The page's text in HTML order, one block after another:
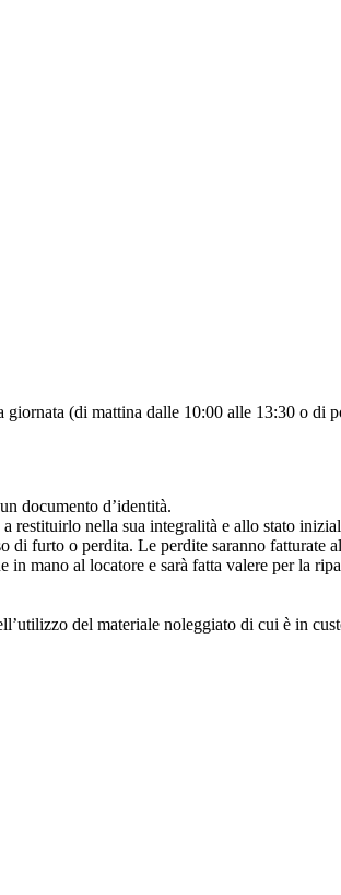
(di mattina dalle 10:00 alle 13:30 o di
documento d’identità.
restituirlo nella sua integralità e allo stato
di furto o perdita. Le perdite saranno
mano al locatore e sarà fatta valere per la
del materiale noleggiato di cui è in